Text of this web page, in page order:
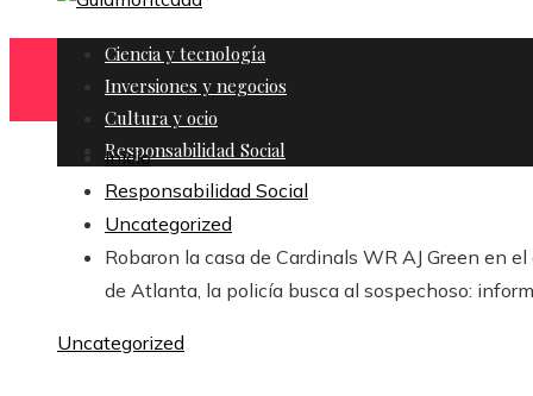
Ciencia y tecnología
Inversiones y negocios
Cultura y ocio
Responsabilidad Social
Inicio
Responsabilidad Social
Uncategorized
Robaron la casa de Cardinals WR AJ Green en el
de Atlanta, la policía busca al sospechoso:
Uncategorized